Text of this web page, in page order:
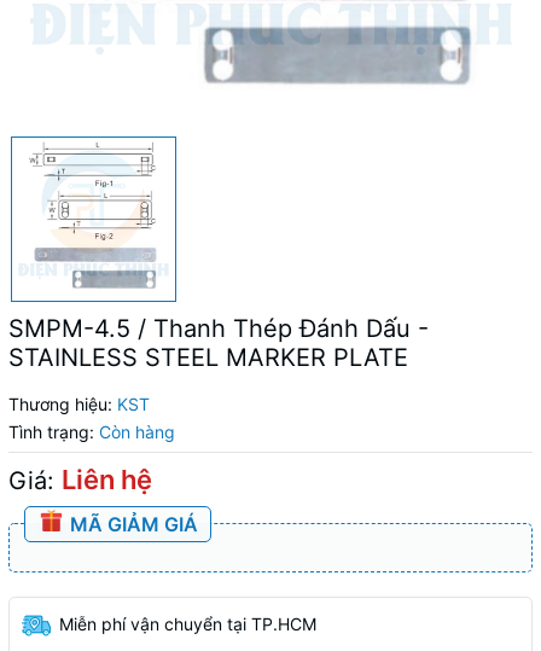
SMPM-4.5 / Thanh Thép Đánh Dấu -
STAINLESS STEEL MARKER PLATE
Thương hiệu: KST
Tình trạng: Còn hàng
Giá: Liên hệ
MÃ GIẢM GIÁ
Miễn phí vận chuyển tại TP.HCM